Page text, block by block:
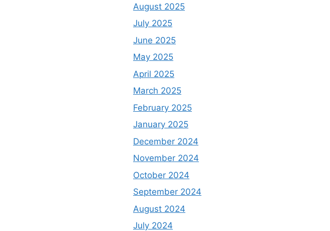
August 2025
July 2025
June 2025
May 2025
April 2025
March 2025
February 2025
January 2025
December 2024
November 2024
October 2024
September 2024
August 2024
July 2024